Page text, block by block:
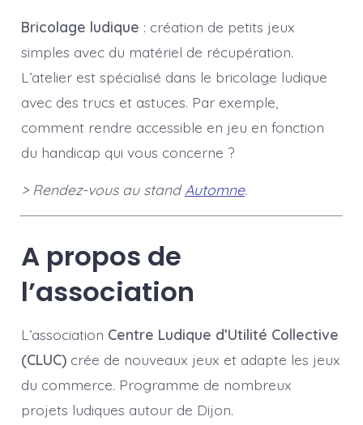
Bricolage ludique : création de petits jeux
simples avec du matériel de récupération.
L’atelier est spécialisé dans le bricolage ludique
avec des trucs et astuces. Par exemple,
comment rendre accessible en jeu en fonction
du handicap qui vous concerne ?
> Rendez-vous au standAutomne.
A propos de
l’association
L’association Centre Ludique d’Utilité Collective
(CLUC) crée de nouveaux jeux et adapte les jeux
du commerce. Programme de nombreux
projets ludiques autour de Dijon.